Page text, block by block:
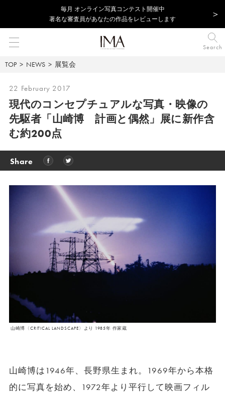
毎⽉ オンライン写真コンテスト開催中
著名な審査員があなたの作品をレビューします
Search
TOP NEWS 展覧会
22 February 2017
現代のコンセプチュアルな写真・映像の
先駆者 「山崎博 計画と偶然」展に新作含
む約200点
Share
山崎博〈CRITICAL LANDSCAPE〉より 1985年 作家蔵
山崎博は1946年、長野県生まれ。1969年から本格
的に写真を始め、1972年より平行して映画フィル